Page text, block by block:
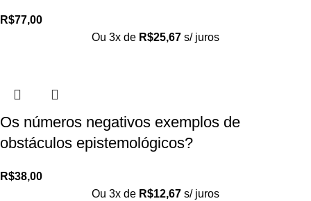
R$77,00
Ou 3x de R$25,67 s/ juros
Os números negativos exemplos de
obstáculos epistemológicos?
R$38,00
Ou 3x de R$12,67 s/ juros